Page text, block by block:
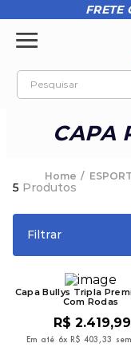
FRETE
Pesquisar
CAPA
5 Produtos
Filtrar
Capa Bullys Tripla
Com Rodas
R$ 2.419,99
Em até 6x R$ 403 ,33
tênis oakley
oakley
tenis
vans
8º regata